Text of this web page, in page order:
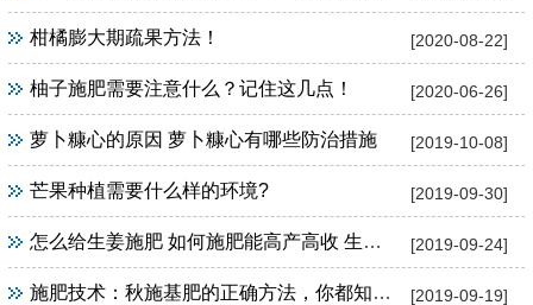
[2020-08-22]
柑橘膨大期疏果方法！
[2020-06-26]
柚子施肥需要注意什么？记住这几点！
[2019-10-08]
萝卜糠心的原因 萝卜糠心有哪些防治措施
[2019-09-30]
芒果种植需要什么样的环境?
[2019-09-24]
怎么给生姜施肥 如何施肥能高产高收 生姜施肥技巧
[2019-09-19]
施肥技术：秋施基肥的正确方法，你都知道吗？